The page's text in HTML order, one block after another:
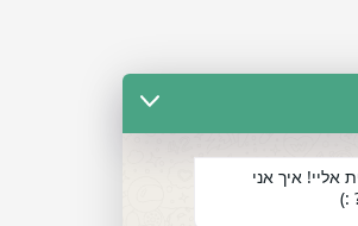
אליי! איך אני
:)